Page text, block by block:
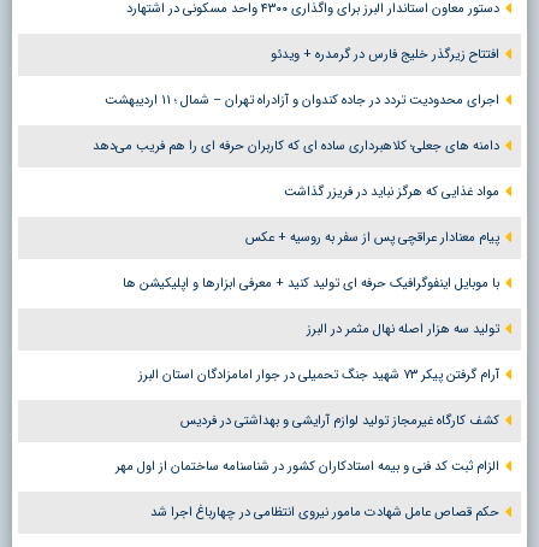
دستور معاون استاندار البرز برای واگذاری ۴۳۰۰ واحد مسکونی در اشتهارد
افتتاح زیرگذر خلیج فارس در گرمدره + ویدئو
اجرای محدودیت تردد در جاده کندوان و آزادراه تهران – شمال ؛ ١١ اردیبهشت
دامنه های جعلی؛ کلاهبرداری ساده ای که کاربران حرفه ای را هم فریب می‌دهد
مواد غذایی که هرگز نباید در فریزر گذاشت
پیام معنادار عراقچی پس از سفر به روسیه + عکس
با موبایل اینفوگرافیک حرفه ای تولید کنید + معرفی ابزارها و اپلیکیشن ها
تولید سه هزار اصله نهال مثمر در البرز
آرام گرفتن پیکر ۷۳ شهید جنگ تحمیلی در جوار امامزادگان استان البرز
کشف کارگاه غیرمجاز تولید لوازم آرایشی و بهداشتی در فردیس
الزام ثبت کد فنی و بیمه استادکاران کشور در شناسنامه ساختمان از اول مهر
حکم قصاص عامل شهادت مامور نیروی انتظامی در چهارباغ اجرا شد